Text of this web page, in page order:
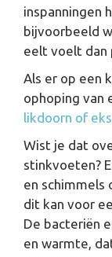
inspanningen
bijvoorbeeld
eelt voelt dan
Als er op een
ophoping van
likdoorn of
Wist je dat
stinkvoeten?
en schimmels
dit kan voor
De bacteriën
en warmte,